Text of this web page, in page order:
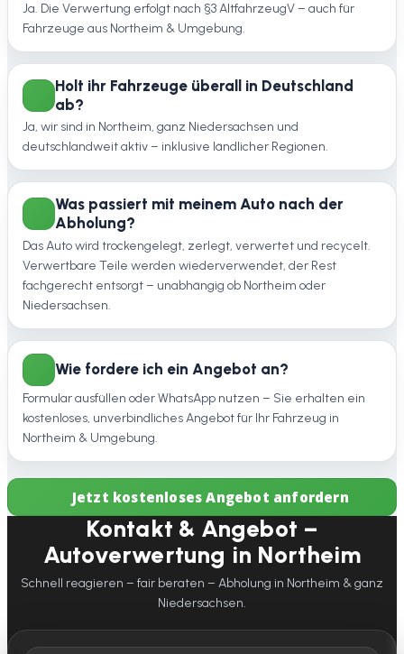
Ja. Die Verwertung erfolgt nach §3 AltfahrzeugV – auch für
Fahrzeuge aus Northeim & Umgebung.
Holt ihr Fahrzeuge überall in Deutschland
ab?
Ja, wir sind in Northeim, ganz Niedersachsen und
deutschlandweit aktiv – inklusive ländlicher Regionen.
Was passiert mit meinem Auto nach der
Abholung?
Das Auto wird trockengelegt, zerlegt, verwertet und recycelt.
Verwertbare Teile werden wiederverwendet, der Rest
fachgerecht entsorgt – unabhängig ob Northeim oder
Niedersachsen.
Wie fordere ich ein Angebot an?
Formular ausfüllen oder WhatsApp nutzen – Sie erhalten ein
kostenloses, unverbindliches Angebot für Ihr Fahrzeug in
Northeim & Umgebung.
Jetzt kostenloses Angebot anfordern
Kontakt & Angebot –
Autoverwertung in Northeim
Schnell reagieren – fair beraten – Abholung in Northeim & ganz
Niedersachsen.